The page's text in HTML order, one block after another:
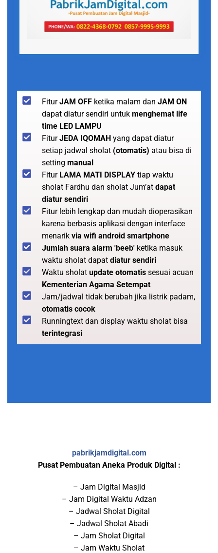
FiturJAM OFF ketika malam dan JAM ON
dapat diatur sendiri untuk menghemat life
time LED LAMPU
FiturJEDA IQOMAH yang dapat diatur
setiap jadwal sholat (otomatis) atau bisa di
setting manual
Fitur LAMA MATI DISPLAY tiap waktu
sholat Fardhu dan sholat Jum’at dapat
diatur sendiri
Fitur lebih lengkap dan mudah dioperasikan
karena berbasis aplikasi dengan interface
menarik via wifi android smartphone
Jumlah suara alarm 'beeb' ketika masuk
waktu sholat dapat diatur sendiri
Waktu sholat update otomatis sesuai acuan
Kementerian Agama Setempat
Jam/jadwal tidak berubah jika listrik padam,
otomatis cocok
Runningtext dan display waktu sholat bisa
terintegrasi
pabrikjamdigital.com
Pusat Pembuatan Aneka Produk Digital :
– Jam Digital Masjid
– Jam Digital Waktu Adzan
– Jadwal Sholat Digital
– Jadwal Sholat Abadi
– Jam Sholat Digital
– Jam Waktu Sholat